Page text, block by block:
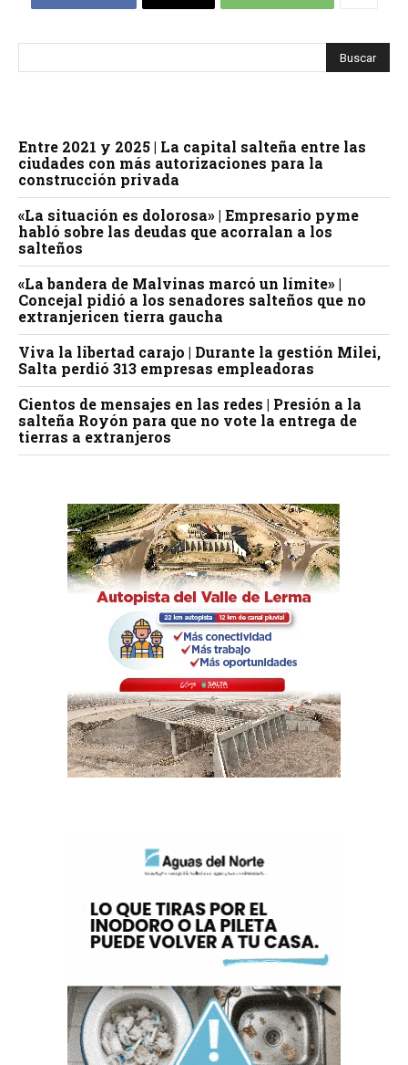
Entre 2021 y 2025 | La capital salteña entre las
ciudades con más autorizaciones para la
construcción privada
«La situación es dolorosa» | Empresario pyme
habló sobre las deudas que acorralan a los
salteños
«La bandera de Malvinas marcó un límite» |
Concejal pidió a los senadores salteños que no
extranjericen tierra gaucha
Viva la libertad carajo | Durante la gestión Milei,
Salta perdió 313 empresas empleadoras
Cientos de mensajes en las redes | Presión a la
salteña Royón para que no vote la entrega de
tierras a extranjeros